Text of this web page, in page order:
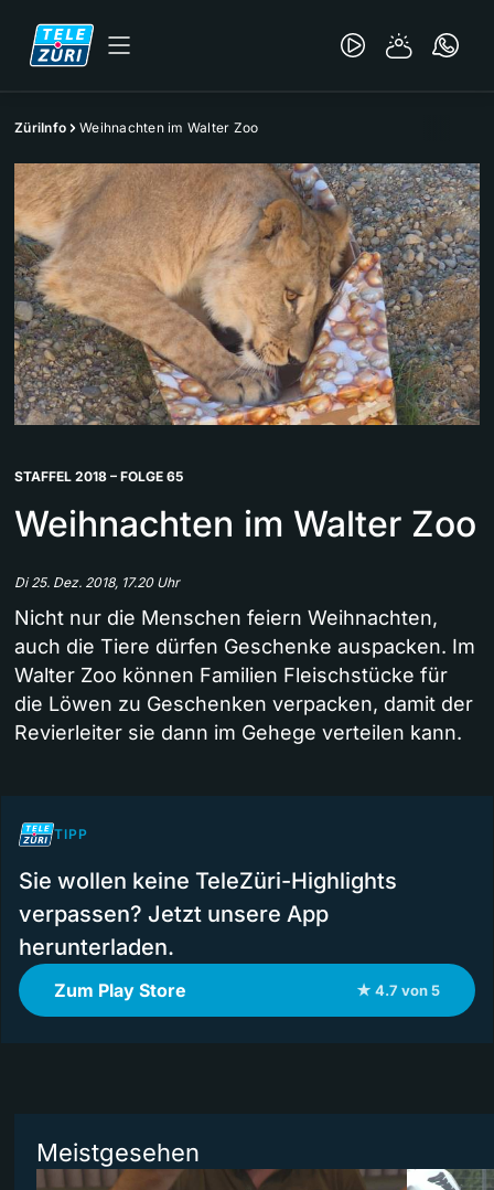
ZüriInfo Weihnachten im Walter Zoo
STAFFEL 2018 – FOLGE 65
Weihnachten im Walter Zoo
Di 25. Dez. 2018, 17.20 Uhr
Nicht nur die Menschen feiern Weihnachten,
auch die Tiere dürfen Geschenke auspacken. Im
Walter Zoo können Familien Fleischstücke für
die Löwen zu Geschenken verpacken, damit der
Revierleiter sie dann im Gehege verteilen kann.
TIPP
Sie wollen keine TeleZüri-Highlights
verpassen? Jetzt unsere App
herunterladen.
Zum Play Store ★ 4.7 von 5
Meistgesehen